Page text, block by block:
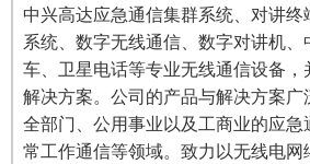
中兴高达应急通信集群系统、对讲
系统、数字无线通信、数字对讲机
车、卫星电话等专业无线通信设备
解决方案。公司的产品与解决方案
全部门、公用事业以及工商业的应急
常工作通信等领域。致力以无线电